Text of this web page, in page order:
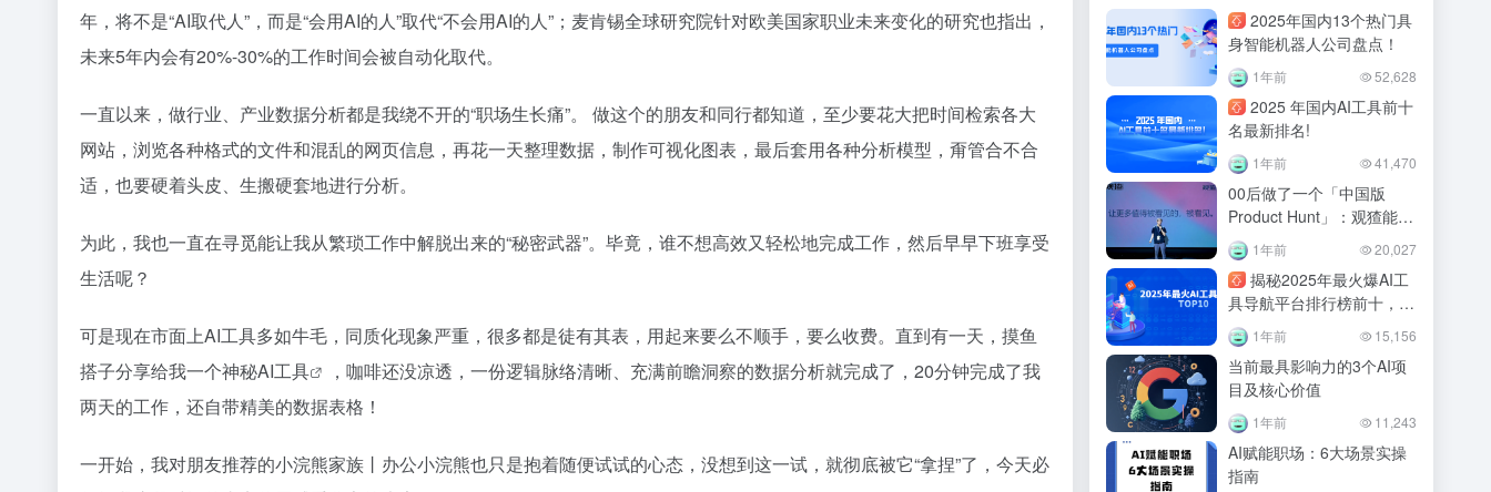
年，将不是“AI取代人”，而是“会用AI的人”取代“不会用AI的人”；麦肯锡全球研究院针对欧美国家职业未来变化的研究也指出，
未来5年内会有20%-30%的工作时间会被自动化取代。
一直以来，做行业、产业数据分析都是我绕不开的“职场生长痛”。 做这个的朋友和同行都知道，至少要花大把时间检索各大
网站，浏览各种格式的文件和混乱的网页信息，再花一天整理数据，制作可视化图表，最后套用各种分析模型，甭管合不合
适，也要硬着头皮、生搬硬套地进行分析。
为此，我也一直在寻觅能让我从繁琐工作中解脱出来的“秘密武器”。毕竟，谁不想高效又轻松地完成工作，然后早早下班享受
生活呢？
可是现在市面上AI工具多如牛毛，同质化现象严重，很多都是徒有其表，用起来要么不顺手，要么收费。直到有一天，摸鱼
搭子分享给我一个神秘AI工具
，咖啡还没凉透，一份逻辑脉络清晰、充满前瞻洞察的数据分析就完成了，20分钟完成了我
两天的工作，还自带精美的数据表格！
一开始，我对朋友推荐的小浣熊家族丨办公小浣熊也只是抱着随便试试的心态，没想到这一试，就彻底被它“拿捏”了，今天必
2025年国内13个热门具
身智能机器人公司盘点！
1年前 52,628
2025 年国内AI工具前十
名最新排名!
1年前 41,470
00后做了一个「中国版
Product Hunt」：观猹能重
建AI产品的信任机制吗？
1年前 20,027
揭秘2025年最火爆AI工
具导航平台排行榜前十，绝
对不能错过！
1年前 15,156
当前最具影响力的3个AI项
目及核心价值
1年前 11,243
AI赋能职场：6大场景实操
指南